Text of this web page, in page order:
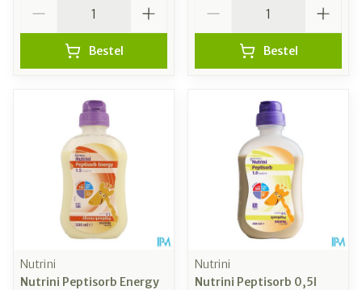
Bestel Bestel
Nutrini
Nutrini Peptisorb Energy
Nutrini
Nutrini Peptisorb 0,5l